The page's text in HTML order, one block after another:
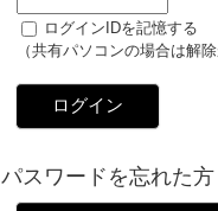
ログインIDを記憶する
（共有パソコンの場合は解
ログイン
パスワードを忘れた方